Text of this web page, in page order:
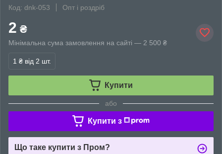
Код: dnk-053
Опт і роздріб
2 ₴
Мінімальна сума замовлення на сайті — 2 500 ₴
1 ₴ від 2 шт.
Купити
або
Купити з
Що таке купити з Пром?